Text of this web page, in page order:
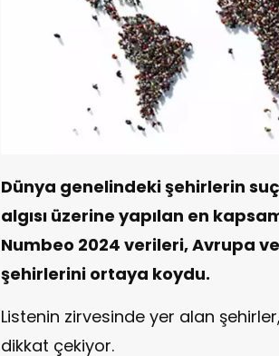
Dünya genelindeki şehirlerin
algısı üzerine yapılan en
Numbeo 2024 verileri, Avrupa
şehirlerini ortaya koydu.
Listenin zirvesinde yer alan
dikkat çekiyor.